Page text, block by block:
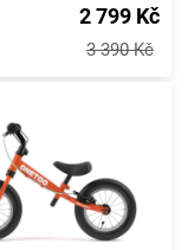
2 799 Kč
3 390 Kč